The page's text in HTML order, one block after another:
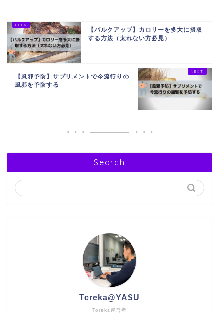
【バルクアップ】カロリーを多大に摂取
する方法（太れない方必見）
【風邪予防】サプリメントで今流行りの
風邪を予防する
Search
Toreka運営者
Toreka@YASU